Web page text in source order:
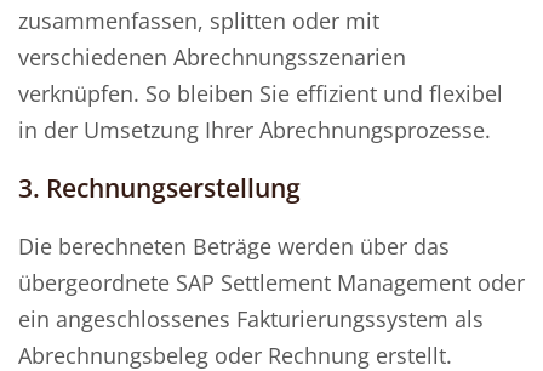
zusammenfassen, splitten oder mit
verschiedenen Abrechnungsszenarien
verknüpfen. So bleiben Sie effizient und flexibel
in der Umsetzung Ihrer Abrechnungsprozesse.
3. Rechnungserstellung
Die berechneten Beträge werden über das
übergeordnete SAP Settlement Management oder
ein angeschlossenes Fakturierungssystem als
Abrechnungsbeleg oder Rechnung erstellt.